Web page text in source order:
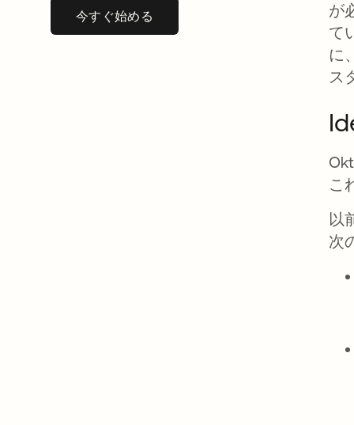
今すぐ始める新しいタブで開く
が
て
に
ス
こ
以
次